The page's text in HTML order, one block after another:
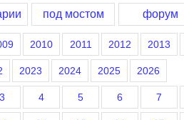
под мостом форум
2010 2011 2012 2013
2023 2024 2025 2026
3 4 5 6 7